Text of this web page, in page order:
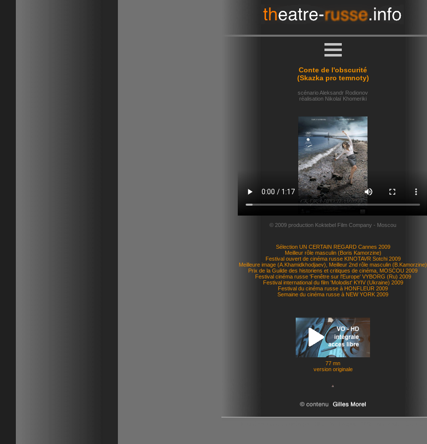
Conte de l'obscurité
(Skazka pro temnoty)
scénario Aleksandr Rodionov
réalisation Nikolaï Khomeriki
© 2009 production Koktebel Film Company - Moscou
Sélection UN CERTAIN REGARD Cannes 2009
Meilleur rôle masculin (Boris Kamorzine)
Festival ouvert de cinéma russe KINOTAVR Sotchi 2009
Meilleure image (A.Khamidkhodjaev), Meilleur 2nd rôle masculin (B.Kamorzine)
Prix de la Guilde des historiens et critiques de cinéma, MOSCOU 2009
Festival cinéma russe 'Fenêtre sur l'Europe' VYBORG (Ru) 2009
Festival international du film 'Molodist' KYIV (Ukraine) 2009
Festival du cinéma russe à HONFLEUR 2009
Semaine du cinéma russe à NEW YORK 2009
77 mn
version originale